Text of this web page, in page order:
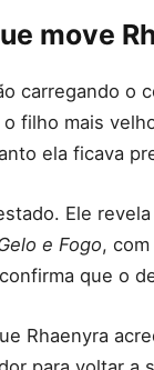
move
carregando o
filho mais
ela ficava
Ele
e Fogo,
que o
Rhaenyra